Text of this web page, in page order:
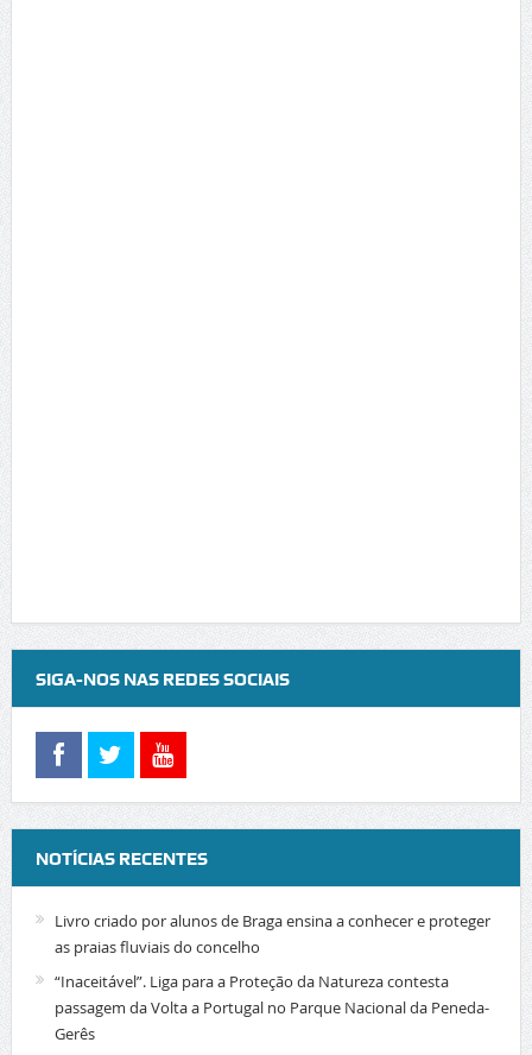
SIGA-NOS NAS REDES SOCIAIS
NOTÍCIAS RECENTES
Livro criado por alunos de Braga ensina a conhecer e proteger
as praias fluviais do concelho
“Inaceitável”. Liga para a Proteção da Natureza contesta
passagem da Volta a Portugal no Parque Nacional da Peneda-
Gerês